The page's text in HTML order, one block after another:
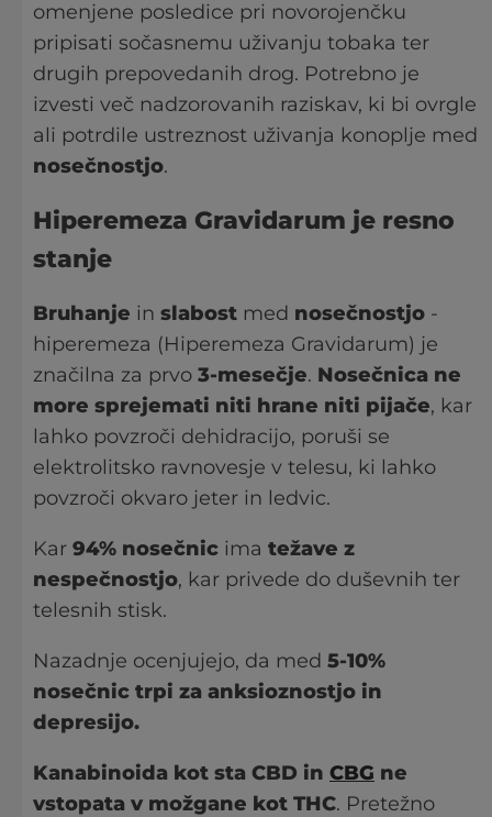
omenjene posledice pri novorojenčku
pripisati sočasnemu uživanju tobaka ter
drugih prepovedanih drog. Potrebno je
izvesti več nadzorovanih raziskav, ki bi ovrgle
ali potrdile ustreznost uživanja konoplje med
nosečnostjo.
Hiperemeza Gravidarum je resno
stanje
Bruhanje in slabost med nosečnostjo -
hiperemeza (Hiperemeza Gravidarum) je
značilna za prvo 3-mesečje. Nosečnica ne
more sprejemati niti hrane niti pijače, kar
lahko povzroči dehidracijo, poruši se
elektrolitsko ravnovesje v telesu, ki lahko
povzroči okvaro jeter in ledvic.
Kar 94% nosečnic ima težave z
nespečnostjo, kar privede do duševnih ter
telesnih stisk.
Nazadnje ocenjujejo, da med 5-10%
nosečnic trpi za anksioznostjo in
depresijo.
Kanabinoida kot sta CBD in CBG ne
vstopata v možgane kot THC. Pretežno